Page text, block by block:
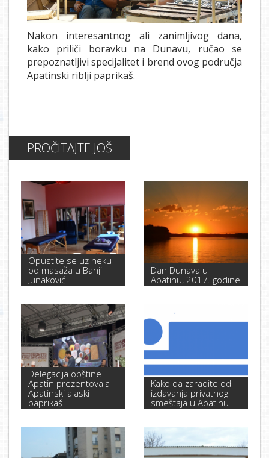
Nakon interesantnog ali zanimljivog dana,
kako priliči boravku na Dunavu, ručao se
prepoznatljivi specijalitet i brend ovog područja
Apatinski riblji paprikaš.
PROČITAJTE JOŠ
Opustite se uz neku
od masaža u Banji
Junaković
Dan Dunava u
Apatinu, 2017. godine
Delegacija opštine
Apatin prezentovala
Apatinski alaski
paprikaš
Kako da zaradite od
izdavanja privatnog
smeštaja u Apatinu